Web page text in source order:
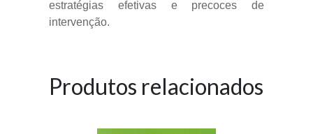
estratégias efetivas e precoces de
intervenção.
Produtos relacionados